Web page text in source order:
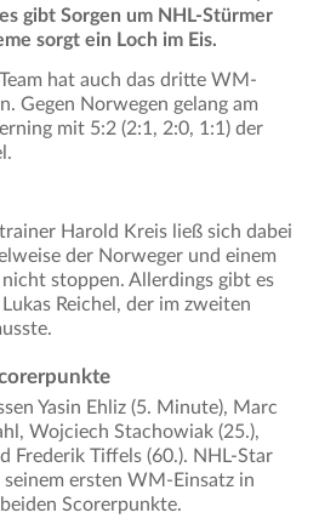
gibt Sorgen um NHL-Stürmer
sorgt ein Loch im Eis.
hat auch das dritte WM-
Gegen Norwegen gelang am
mit 5:2 (2:1, 2:0, 1:1) der
Harold Kreis ließ sich dabei
der Norweger und einem
stoppen. Allerdings gibt es
Reichel, der im zweiten
Yasin Ehliz (5. Minute), Marc
Wojciech Stachowiak (25.),
Frederik Tiffels (60.). NHL-Star
ersten WM-Einsatz in
Scorerpunkte.